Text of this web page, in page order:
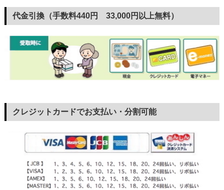
代金引換（手数料440円 33,000円以上無料）
クレジットカードでお支払い・分割可能